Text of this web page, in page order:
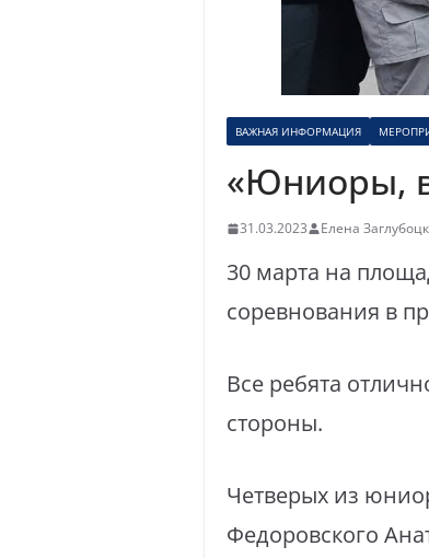
ВАЖНАЯ ИНФОРМАЦИЯ
«Юниоры,
31.03.2023 Елена
30 марта на
соревнования в
Все ребята
стороны.
Четверых из
Федоровского